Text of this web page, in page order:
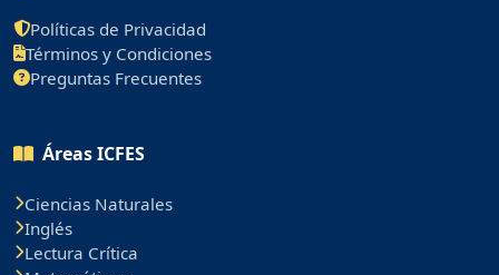
Políticas de Privacidad
Términos y Condiciones
Preguntas Frecuentes
Áreas ICFES
Ciencias Naturales
Inglés
Lectura Crítica